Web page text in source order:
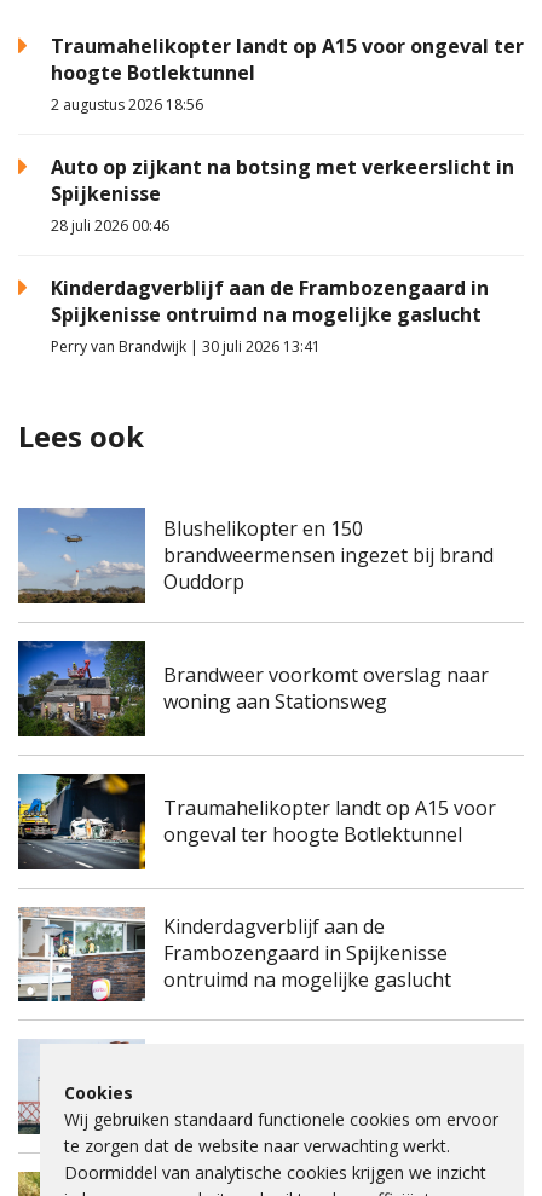
Traumahelikopter landt op A15 voor ongeval ter
hoogte Botlektunnel
2 augustus 2026 18:56
Auto op zijkant na botsing met verkeerslicht in
Spijkenisse
28 juli 2026 00:46
Kinderdagverblijf aan de Frambozengaard in
Spijkenisse ontruimd na mogelijke gaslucht
Perry van Brandwijk | 30 juli 2026 13:41
Lees ook
Blushelikopter en 150
brandweermensen ingezet bij brand
Ouddorp
Brandweer voorkomt overslag naar
woning aan Stationsweg
Traumahelikopter landt op A15 voor
ongeval ter hoogte Botlektunnel
Kinderdagverblijf aan de
Frambozengaard in Spijkenisse
ontruimd na mogelijke gaslucht
Cookies
Wij gebruiken standaard functionele cookies om ervoor
te zorgen dat de website naar verwachting werkt.
Doormiddel van analytische cookies krijgen we inzicht